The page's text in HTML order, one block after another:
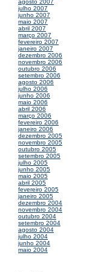
agosto 2007
julho 2007
junho 2007
maio 2007
abril 2007
março 2007
fevereiro 2007
janeiro 2007
dezembro 2006
novembro 2006
outubro 2006
setembro 2006
agosto 2006
julho 2006
junho 2006
maio 2006
abril 2006
março 2006
fevereiro 2006
janeiro 2006
dezembro 2005
novembro 2005
outubro 2005
setembro 2005
julho 2005
junho 2005
maio 2005
abril 2005
fevereiro 2005
janeiro 2005
dezembro 2004
novembro 2004
outubro 2004
setembro 2004
agosto 2004
julho 2004
junho 2004
maio 2004